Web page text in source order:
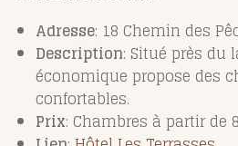
Adresse: 18 Chemin des
Description: Situé près du
économique propose des
confortables.
Prix: Chambres à partir de